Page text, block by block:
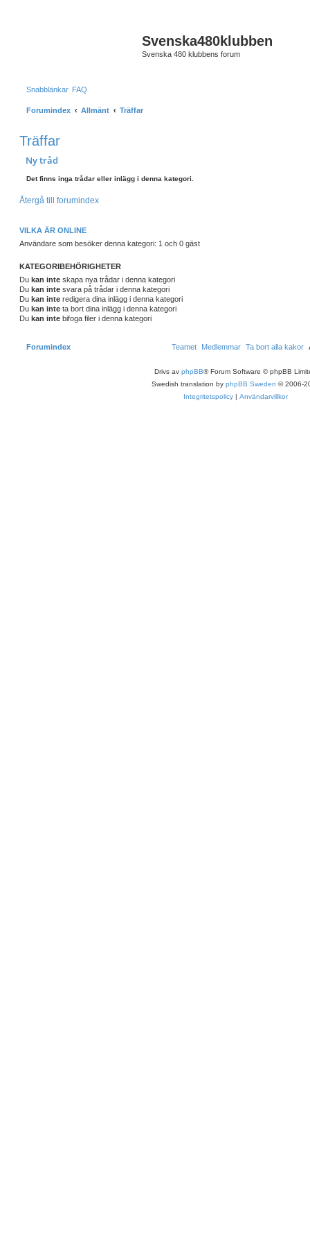
Svenska480klubben
Svenska 480 klubbens forum
Snabblänkar FAQ
Forumindex Allmänt Träffar
Träffar
Ny tråd
Det finns inga trådar eller inlägg i denna kategori.
Återgå till forumindex
VILKA ÄR ONLINE
Användare som besöker denna kategori: 1 och 0 gäst
KATEGORIBEHÖRIGHETER
Du kan inte skapa nya trådar i denna kategori
Du kan inte svara på trådar i denna kategori
Du kan inte redigera dina inlägg i denna kategori
Du kan inte ta bort dina inlägg i denna kategori
Du kan inte bifoga filer i denna kategori
Forumindex Ta bort alla kakor
Medlemmar
Teamet
Drivs av phpBB® Forum Software © phpBB
Swedish translation by phpBB Sweden © 2006-
Integritetspolicy | Användarvillkor